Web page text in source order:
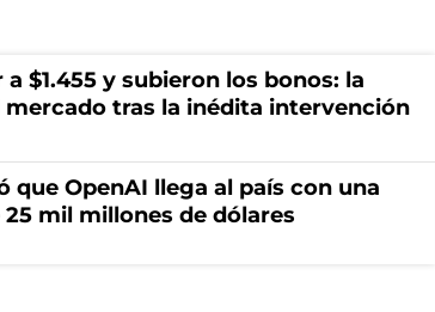
$1.455 y subieron los bonos: la
mercado tras la inédita intervención
que OpenAI llega al país con una
mil millones de dólares